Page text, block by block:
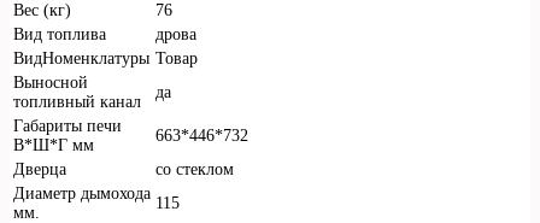
Вес (кг)
76
Вид топлива
дрова
ВидНоменклатуры Товар
Выносной
топливный канал
да
Габариты печи
В*Ш*Г мм
663*446*732
Дверца
со стеклом
Диаметр дымохода
мм.
115